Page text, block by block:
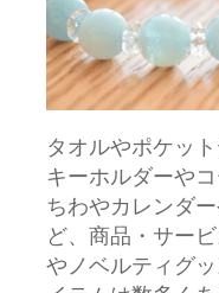
タオルやポケッ
キーホルダーや
ちわやカレンダ
ど、商品・サー
やノベルティグ